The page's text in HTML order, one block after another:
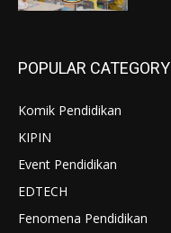
POPULAR CATEGORY
Komik Pendidikan
KIPIN
Event Pendidikan
EDTECH
Fenomena Pendidikan